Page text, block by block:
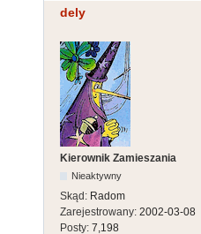
dely
Kierownik Zamieszania
Nieaktywny
Skąd: Radom
Zarejestrowany: 2002-03-08
Posty: 7,198